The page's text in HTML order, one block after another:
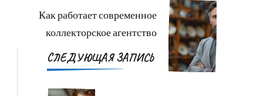
Как работает современное
коллекторское агентство
СЛЕДУЮЩАЯ ЗАПИСЬ